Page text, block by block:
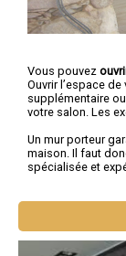
Vous pouvez
Ouvrir l’espace
supplémentaire
votre salon. Les
Un mur porteur
maison. Il faut
spécialisée et